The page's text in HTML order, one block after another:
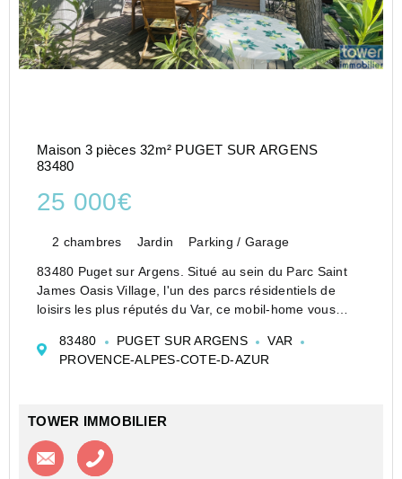
Maison 3 pièces 32m² PUGET SUR ARGENS
83480
25 000€
2 chambres Jardin Parking / Garage
83480 Puget sur Argens. Situé au sein du Parc Saint
James Oasis Village, l'un des parcs résidentiels de
loisirs les plus réputés du Var, ce mobil-home vous
méditerranéen en résidence secondaire,pour des
vacan...
83480 PUGET SUR ARGENS
VAR
PROVENCE-ALPES-COTE-D-AZUR
TOWER IMMOBILIER
Contacter l'agence